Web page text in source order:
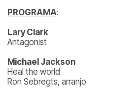
PROGRAMA:
Lary Clark
Antagonist
Michael Jackson
Heal the world
Ron Sebregts, arranjo